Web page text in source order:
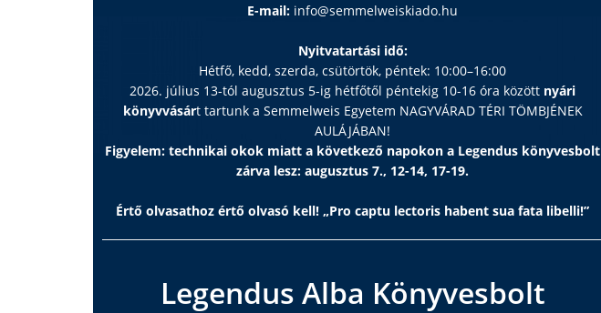
E-mail: info@semmelweiskiado.hu
Nyitvatartási idő:
Hétfő, kedd, szerda, csütörtök, péntek: 10:00–16:00
2026. július 13-tól augusztus 5-ig hétfőtől péntekig 10-16 óra között nyári
könyvvásárt tartunk a Semmelweis Egyetem NAGYVÁRAD TÉRI TÖMBJÉNEK
AULÁJÁBAN!
Figyelem: technikai okok miatt a következő napokon a Legendus könyvesbolt
zárva lesz: augusztus 7., 12-14, 17-19.
Értő olvasathoz értő olvasó kell! „Pro captu lectoris habent sua fata libelli!”
Legendus Alba Könyvesbolt